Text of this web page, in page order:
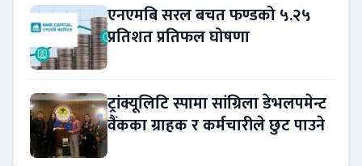
एनएमबि सरल बचत फण्डको ५.२५
प्रतिशत प्रतिफल घोषणा
ट्रांक्यूलिटि स्पामा सांग्रिला डेभलपमेन्ट
वैंकका ग्राहक र कर्मचारीले छुट पाउने